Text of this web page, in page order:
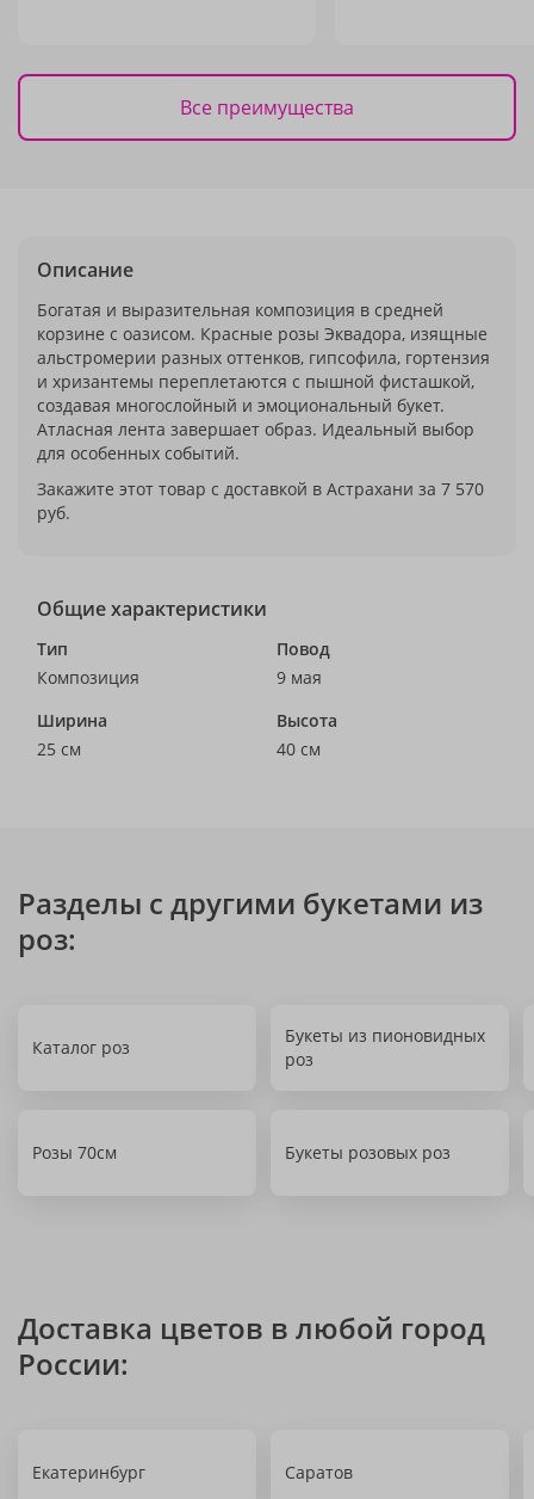
Все преимущества
Описание
Богатая и выразительная композиция в средней
корзине с оазисом. Красные розы Эквадора, изящные
альстромерии разных оттенков, гипсофила, гортензия
и хризантемы переплетаются с пышной фисташкой,
создавая многослойный и эмоциональный букет.
Атласная лента завершает образ. Идеальный выбор
для особенных событий.
Закажите этот товар с доставкой в Астрахани за 7 570
руб.
Общие характеристики
Тип
Композиция
Повод
9 мая
Ширина
25 см
Высота
40 см
Разделы с другими букетами из
роз:
Каталог роз
Букеты из пионовидных
роз
Розы 70см Букеты розовых роз
Доставка цветов в любой город
России:
Екатеринбург Саратов